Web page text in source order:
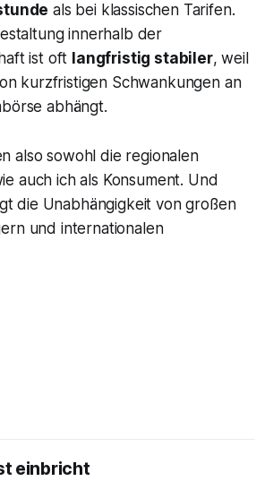
als bei klassischen Tarifen.
innerhalb der
ist oft langfristig stabiler, weil
kurzfristigen Schwankungen an
abhängt.
also sowohl die regionalen
auch ich als Konsument. Und
die Unabhängigkeit von großen
und internationalen
einbricht